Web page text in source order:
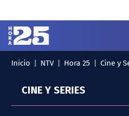
MENÚ ✕
INICIO
COLUMNAS
Podcast
Inicio NTV Hora 25 Cine y
CINE Y SERIES